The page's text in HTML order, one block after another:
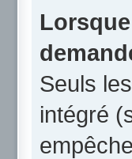
Seuls
intégré